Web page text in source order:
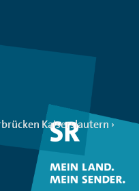
Kaiserslautern